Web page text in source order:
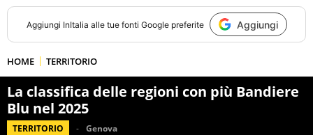
Aggiungi InItalia alle tue fonti Google preferite Aggiungi
HOME TERRITORIO
La classifica delle regioni con più Bandiere
Blu nel 2025
TERRITORIO Genova